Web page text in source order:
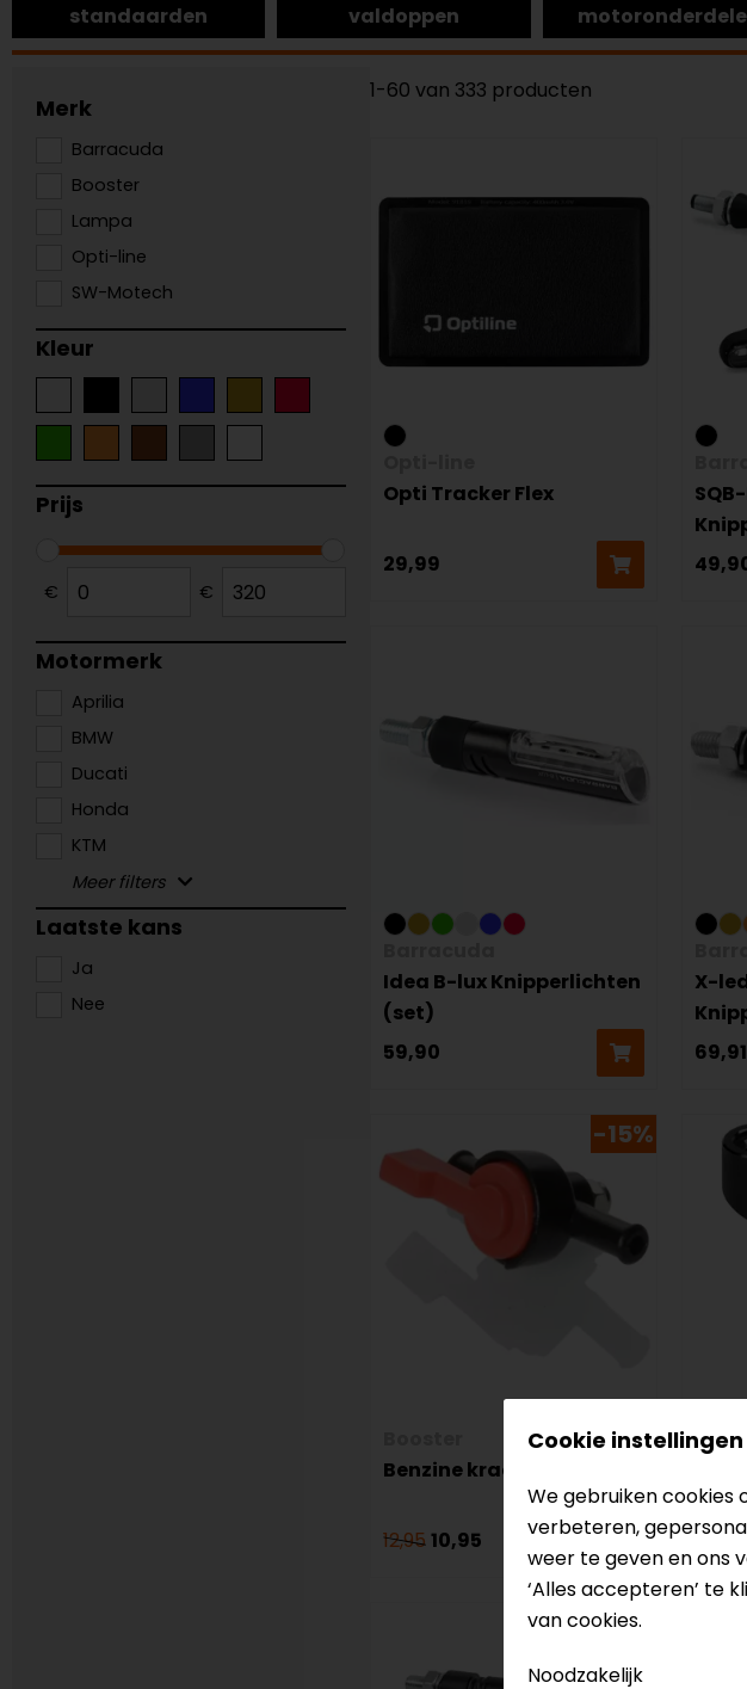
standaarden
valdoppen
Merk
Barracuda
Booster
Lampa
Opti-line
SW-Motech
Kleur
Prijs
€ €
Motormerk
Aprilia
BMW
Ducati
Honda
KTM
Laatste kans
Ja
Nee
1-60 van 333 producten
Opti Tracker Flex
29,99
Idea B-lux Knipperlichten
(set)
59,90
X-
69,91
-15%
Benzine kraan 6mm
12,9510,95
links
14,99
Cookie instellingen
We gebruiken
verbeteren,
weer te geven en ons
‘Alles accepteren’ te
van cookies.
Noodzakelijk